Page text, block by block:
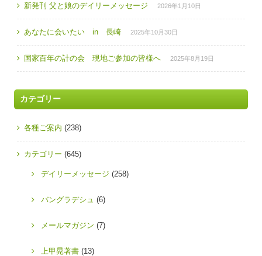
新発刊 父と娘のデイリーメッセージ 2026年1月10日
あなたに会いたい in 長崎 2025年10月30日
国家百年の計の会 現地ご参加の皆様へ 2025年8月19日
カテゴリー
各種ご案内 (238)
カテゴリー (645)
デイリーメッセージ (258)
バングラデシュ (6)
メールマガジン (7)
上甲晃著書 (13)